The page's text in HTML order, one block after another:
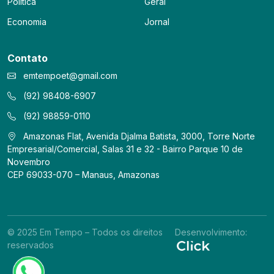
Economia
Jornal
Contato
emtempoet@gmail.com
(92) 98408-6907
(92) 98859-0110
Amazonas Flat, Avenida Djalma Batista, 3000, Torre Norte
Empresarial/Comercial, Salas 31 e 32 - Bairro Parque 10 de
Novembro
CEP 69033-070 – Manaus, Amazonas
© 2025 Em Tempo – Todos os direitos
reservados
Desenvolvimento: